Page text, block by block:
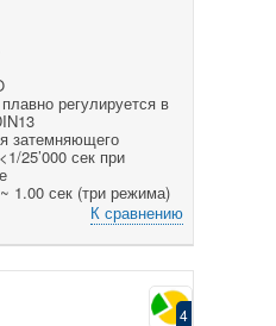
регулируется в
затемняющего
25’000 сек при
1.00 сек (три режима)
К сравнению
4